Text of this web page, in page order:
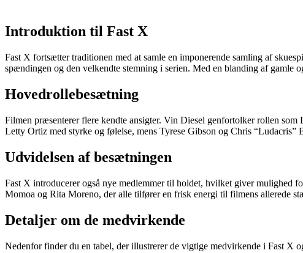
Introduktion til Fast X
Fast X fortsætter traditionen med at samle en imponerende samling af
spændingen og den velkendte stemning i serien. Med en blanding af gamle
Hovedrollebesætning
Filmen præsenterer flere kendte ansigter. Vin Diesel genfortolker rollen
Letty Ortiz med styrke og følelse, mens Tyrese Gibson og Chris
Udvidelsen af besætningen
Fast X introducerer også nye medlemmer til holdet, hvilket giver mulighed
Momoa og Rita Moreno, der alle tilfører en frisk energi til filmens allerede
Detaljer om de medvirkende
Nedenfor finder du en tabel, der illustrerer de vigtige medvirkende i Fast X